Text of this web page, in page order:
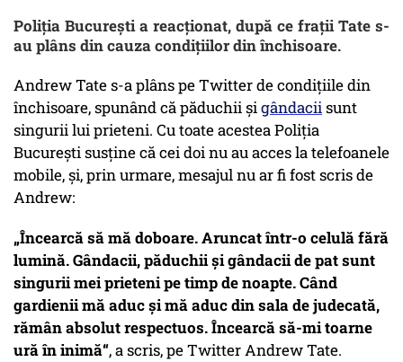
Poliția București a reacționat, după ce frații Tate s-
au plâns din cauza condițiilor din închisoare.
Andrew Tate s-a plâns pe Twitter de condițiile din
închisoare, spunând că păduchii șigândaciisunt
singurii lui prieteni. Cu toate acestea Poliția
București susține că cei doi nu au acces la telefoanele
mobile, și, prin urmare, mesajul nu ar fi fost scris de
Andrew:
„Încearcă să mă doboare. Aruncat într-o celulă fără
lumină. Gândacii, păduchii și gândacii de pat sunt
singurii mei prieteni pe timp de noapte. Când
gardienii mă aduc și mă aduc din sala de judecată,
rămân absolut respectuos. Încearcă să-mi toarne
ură în inimă“, a scris, pe Twitter Andrew Tate.